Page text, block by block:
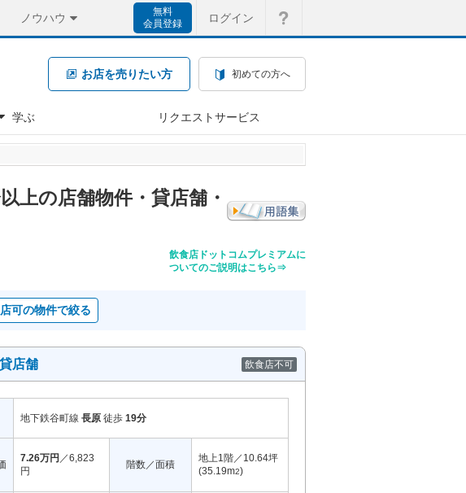
ノウハウ
無料
会員登録
ログイン
お店を売りたい方 初めての方へ
学ぶ リクエストサービス
上の店舗物件・貸店舗・
飲食店ドットコムプレミアムに
ついてのご説明はこちら⇒
可の物件で絞る
店舗 飲食店不可
地下鉄谷町線 長原 徒歩 19分
7.26万円 ／6,823
円
階数／面積
地上1階／10.64坪
(35.19m2)